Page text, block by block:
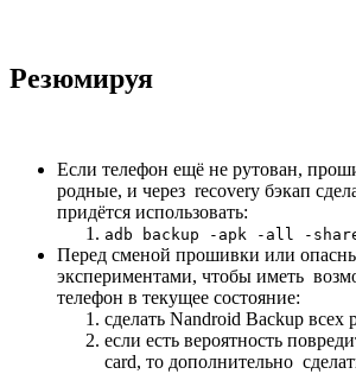
Резюмируя
Если телефон ещё не рутован,
родные, и через recovery бэкап
придётся использовать:
adb backup -apk -all -
Перед сменой прошивки или
экспериментами, чтобы иметь
телефон в текущее состояние:
сделать Nandroid Backup всех
если есть вероятность
card, то дополнительно